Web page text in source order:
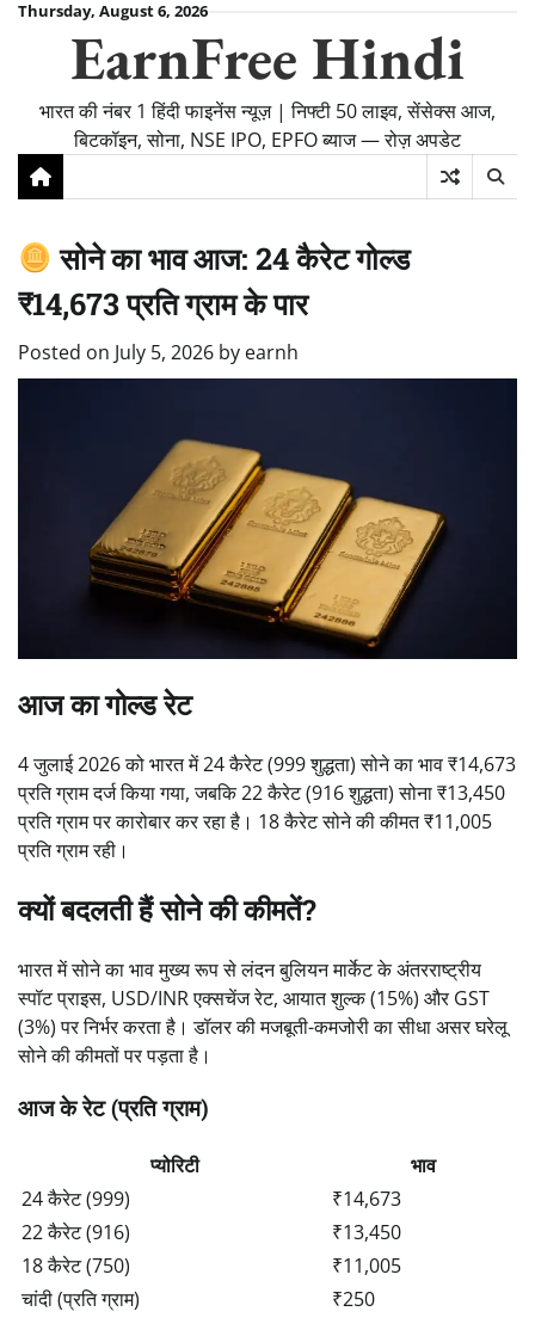
SkipThursday, August 6, 2026
EarnFree Hindi
भारत की नंबर 1 हिंदी फाइनेंस न्यूज़ | निफ्टी 50 लाइव, सेंसेक्स आज,
बिटकॉइन, सोना, NSE IPO, EPFO ब्याज — रोज़ अपडेट
सोने का भाव आज: 24 कैरेट गोल्ड
₹14,673 प्रति ग्राम के पार
Posted on July 5, 2026 by earnh
आज का गोल्ड रेट
4 जुलाई 2026 को भारत में 24 कैरेट (999 शुद्धता) सोने का भाव ₹14,673
प्रति ग्राम दर्ज किया गया, जबकि 22 कैरेट (916 शुद्धता) सोना ₹13,450
प्रति ग्राम पर कारोबार कर रहा है। 18 कैरेट सोने की कीमत ₹11,005
प्रति ग्राम रही।
क्यों बदलती हैं सोने की कीमतें?
भारत में सोने का भाव मुख्य रूप से लंदन बुलियन मार्केट के अंतरराष्ट्रीय
स्पॉट प्राइस, USD/INR एक्सचेंज रेट, आयात शुल्क (15%) और GST
(3%) पर निर्भर करता है। डॉलर की मजबूती-कमजोरी का सीधा असर घरेलू
सोने की कीमतों पर पड़ता है।
आज के रेट (प्रति ग्राम)
प्योरिटी
भाव
24 कैरेट (999)
₹14,673
22 कैरेट (916)
₹13,450
18 कैरेट (750)
₹11,005
चांदी (प्रति ग्राम)
₹250